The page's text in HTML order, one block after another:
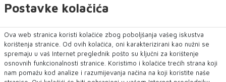
Radovi na uređenju gradskog groblja se nastavljaju planiranom
Postavke kolačića
Ova web stranica koristi kolačiće zbog poboljšanja vašeg iskustva
korištenja stranice. Od ovih kolačića, oni karakterizirani kao nužni se
spremaju u vaš Internet preglednik pošto su ključni za korištenje
osnovnih funkcionalnosti stranice. Koristimo i kolačiće trećih strana koji
nam pomažu kod analize i razumijevanja načina na koji koristite naše